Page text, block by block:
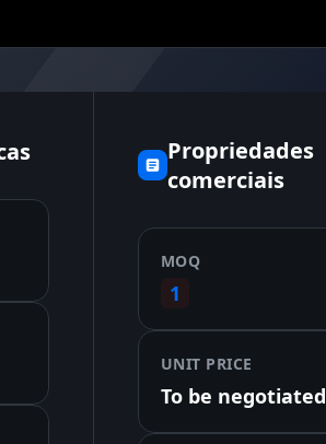
Propriedades
comerciais
MOQ
1
UNIT PRICE
To be negotiated